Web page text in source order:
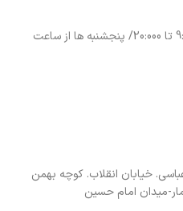
شنبه تا چهارشنبه از ساعت 9:00 تا 20:000/ پنجشنبه ها از ساعت
خیابان انقلاب. کوچه بهمن
میدان امام حسین